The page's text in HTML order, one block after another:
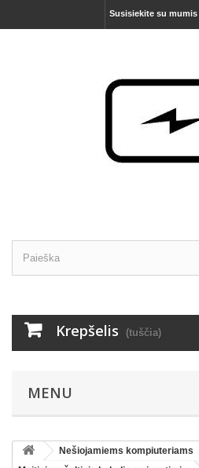
Susisiekite su mumis
Krepšelis (tuščia)
MENU
Nešiojamiems kompiuteriams